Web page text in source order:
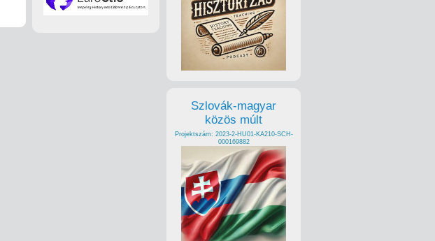
Szlovák-magyar
közös múlt
Projektszám: 2023-2-HU01-KA210-SCH-
000169882